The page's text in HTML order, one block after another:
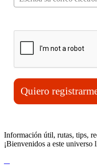
Quiero
Información útil, rutas, tips,
¡Bienvenidos a este universo